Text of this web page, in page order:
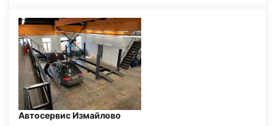
Автосервис Измайлово